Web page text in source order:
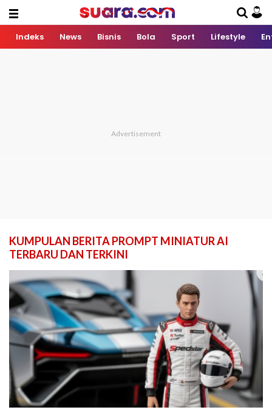
Indeks News Bisnis Bola Sport Lifestyle
KUMPULAN BERITA PROMPT MINIATUR AI
TERBARU DAN TERKINI